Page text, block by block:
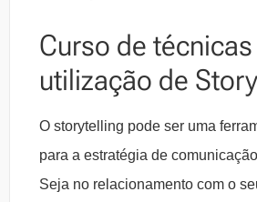
Curso de
utilização de
O storytelling pode ser uma
para a estratégia de
Seja no relacionamento com o